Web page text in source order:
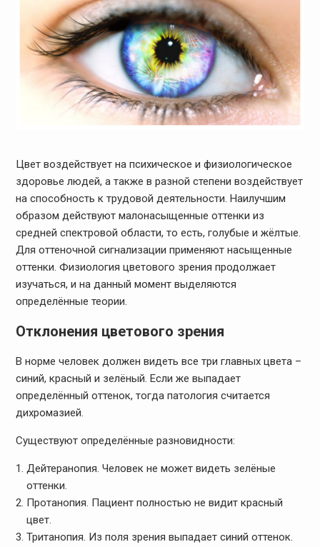
Цвет воздействует на психическое и физиологическое
здоровье людей, а также в разной степени воздействует
на способность к трудовой деятельности. Наилучшим
образом действуют малонасыщенные оттенки из
средней спектровой области, то есть, голубые и жёлтые.
Для оттеночной сигнализации применяют насыщенные
оттенки. Физиология цветового зрения продолжает
изучаться, и на данный момент выделяются
определённые теории.
Отклонения цветового зрения
В норме человек должен видеть все три главных цвета –
синий, красный и зелёный. Если же выпадает
определённый оттенок, тогда патология считается
дихромазией.
Существуют определённые разновидности:
Дейтеранопия. Человек не может видеть зелёные
оттенки.
Протанопия. Пациент полностью не видит красный
цвет.
Тританопия. Из поля зрения выпадает синий оттенок.